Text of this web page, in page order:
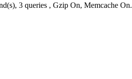
3 queries , Gzip On, Memcache On.